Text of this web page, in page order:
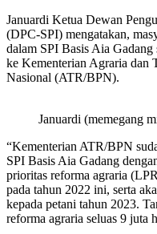
Januardi Ketua Dewan
(DPC-SPI) mengatakan,
dalam SPI Basis Aia
ke Kementerian Agraria dan
Nasional (ATR/BPN).
Januardi (memegang
“Kementerian ATR/BPN
SPI Basis Aia Gadang
prioritas reforma agraria
pada tahun 2022 ini, serta
kepada petani tahun 2023.
reforma agraria seluas 9 juta